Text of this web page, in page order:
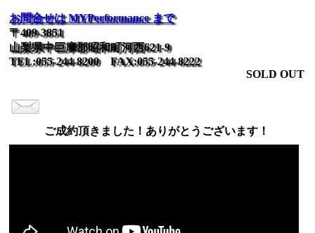
お問合せは MYPerformance まで
〒409-3851
山梨県中巨摩郡昭和町河西621-9
TEL:055-244-8200 FAX:055-244-8222
SOLD OUT
ご成約頂きました！ありがとうございます！